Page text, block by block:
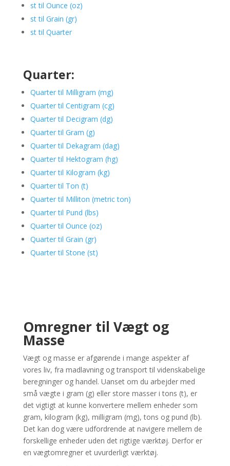
st til Ounce (oz)
st til Grain (gr)
st til Quarter
Quarter:
Quarter til Milligram (mg)
Quarter til Centigram (cg)
Quarter til Decigram (dg)
Quarter til Gram (g)
Quarter til Dekagram (dag)
Quarter til Hektogram (hg)
Quarter til Kilogram (kg)
Quarter til Ton (t)
Quarter til Milliton (metric ton)
Quarter til Pund (lbs)
Quarter til Ounce (oz)
Quarter til Grain (gr)
Quarter til Stone (st)
Omregner til Vægt og
Masse
Vægt og masse er afgørende i mange aspekter af
vores liv, fra madlavning og transport til videnskabelige
beregninger og handel. Uanset om du arbejder med
små vægte i gram (g) eller store masser i tons (t), er
det vigtigt at kunne konvertere mellem enheder som
gram, kilogram (kg), milligram (mg), tons og pund (lb).
Det kan dog være udfordrende at navigere mellem de
forskellige enheder uden det rigtige værktøj. Derfor er
en vægtomregner et uvurderligt værktøj.